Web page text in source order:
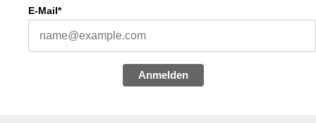
E-Mail*
Anmelden